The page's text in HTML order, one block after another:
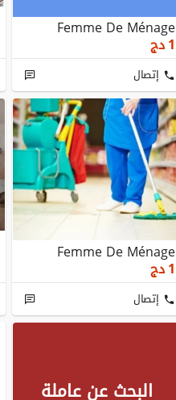
Femme De Ménage
1دج
إتصال
Femme De Ménage
1دج
إتصال
البحث عن عاملة